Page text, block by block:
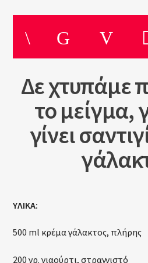
Artist
Current show
Non Stop Hits
10:00 12:00
Δε χτυπάμε
το μείγμα,
γίνει
ΥΛΙΚΑ:
500 ml κρέμα γάλακτος, πλήρης
200 γρ. γιαούρτι, στραγγιστό